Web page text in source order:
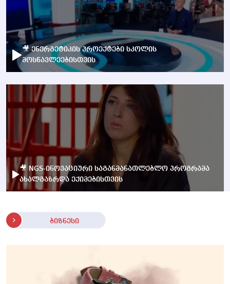
🎥 ენერგეტიკის პროექტები სკოლის
მოსწავლეებისთვის
🎥 NGS-ინოვაციური საგანმანათლებლო პროგრამა
ახალგაზრდა ექიმებისთვის
ბიზნესი